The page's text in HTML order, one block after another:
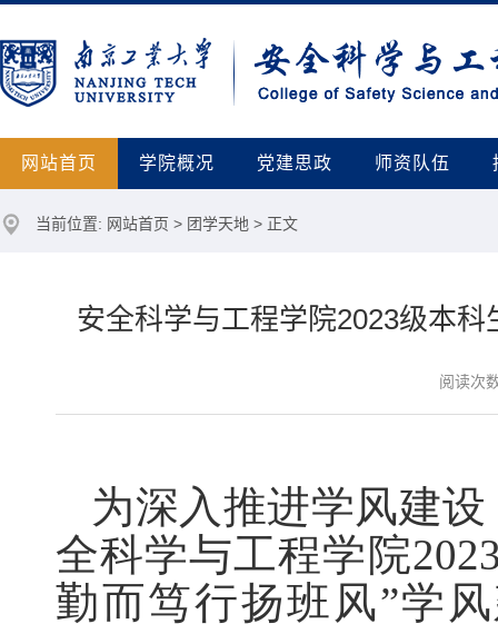
网站首页 学院概况 党建思政 师资队伍
当前位置: 网站首页 > 团学天地 > 正文
安全科学与工程学院2023级本
阅读次
为深入推进学风建
全科学与工程学院
勤而笃行扬班风”学